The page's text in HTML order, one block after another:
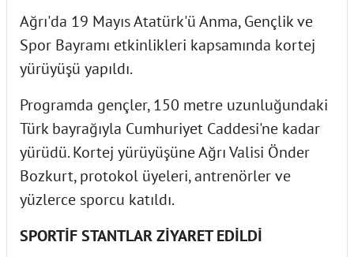
Ağrı'da 19 Mayıs Atatürk'ü Anma, Gençlik ve
Spor Bayramı etkinlikleri kapsamında kortej
yürüyüşü yapıldı.
Programda gençler, 150 metre uzunluğundaki
Türk bayrağıyla Cumhuriyet Caddesi'ne kadar
yürüdü. Kortej yürüyüşüne Ağrı Valisi Önder
Bozkurt, protokol üyeleri, antrenörler ve
yüzlerce sporcu katıldı.
SPORTİF STANTLAR ZİYARET EDİLDİ